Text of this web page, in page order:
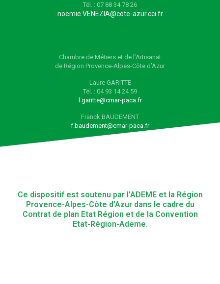
Tél. : 07 88 34 78 26
noemie.VENEZIA@cote-azur.cci.fr
Chambre de Métiers et de l’Artisanat
de Région Provence-Alpes-Côte d’Azur
Laure GARITTE
Tél. : 04 93 14 24 59
l.garitte@cmar-paca.fr
Franck BAUDEMENT
f.baudement@cmar-paca.fr
Ce dispositif est soutenu par l’ADEME et la Région
Provence-Alpes-Côte d’Azur dans le cadre du
Contrat de plan Etat Région et de la Convention
Etat-Région-Ademe.